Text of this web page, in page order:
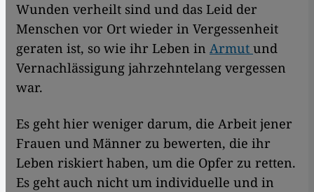
Wunden verheilt sind und das Leid der
Menschen vor Ort wieder in Vergessenheit
geraten ist, so wie ihr Leben in Armut und
Vernachlässigung jahrzehntelang vergessen
war.
Es geht hier weniger darum, die Arbeit jener
Frauen und Männer zu bewerten, die ihr
Leben riskiert haben, um die Opfer zu retten.
Es geht auch nicht um individuelle und in